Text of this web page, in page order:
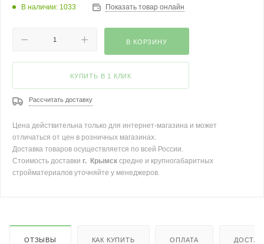
В наличии: 1033 Показать товар онлайн
В КОРЗИНУ
КУПИТЬ В 1 КЛИК
Рассчитать доставку
Цена действительна только для интернет-магазина и может
отличаться от цен в розничных магазинах.
Доставка товаров осуществляется по всей России.
Стоимость доставки г. Крымск средне и крупногабаритных
стройматериалов уточняйте у менеджеров.
ОТЗЫВЫ КАК КУПИТЬ ОПЛАТА